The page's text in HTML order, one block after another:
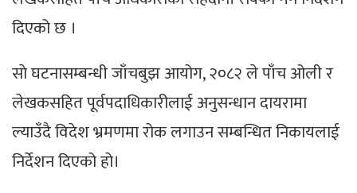
दिएको छ ।
साे घटनासम्बन्धी जाँचबुझ आयोग, २०८२ ले पाँच ओली र
लेखकसहित पूर्वपदाधिकारीलाई अनुसन्धान दायरामा
ल्याउँदै विदेश भ्रमणमा रोक लगाउन सम्बन्धित निकायलाई
निर्देशन दिएको हो।